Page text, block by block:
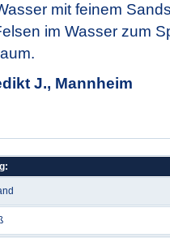
mit feinem
im Wasser zum
J., Mannheim